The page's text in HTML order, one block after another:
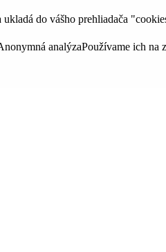
do vášho prehliadača
analýzaPoužívame ich na